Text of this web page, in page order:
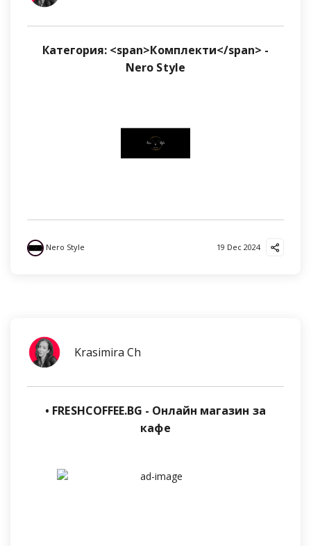
Категория: <span>Комплекти</span> -
Nero Style
Nero Style 19 Dec 2024
Krasimira Ch
• FRESHCOFFEE.BG - Онлайн магазин за
кафе